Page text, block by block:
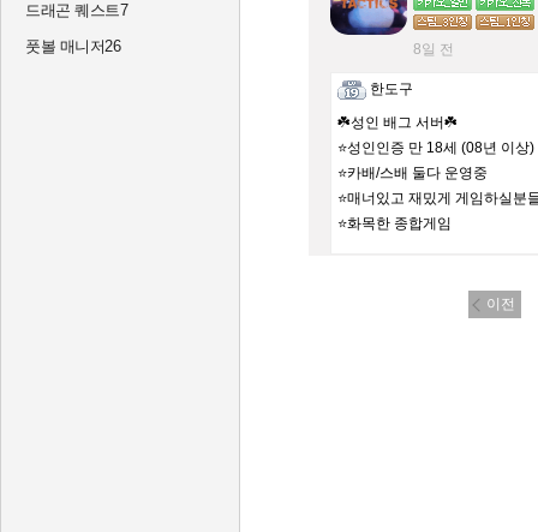
드래곤 퀘스트7
풋볼 매니저26
8일 전
한도구
☘️성인 배그 서버☘️
⭐성인인증 만 18세 (08년 이상)
⭐카배/스배 둘다 운영중
⭐매너있고 재밌게 게임하실분
⭐화목한 종합게임
이전